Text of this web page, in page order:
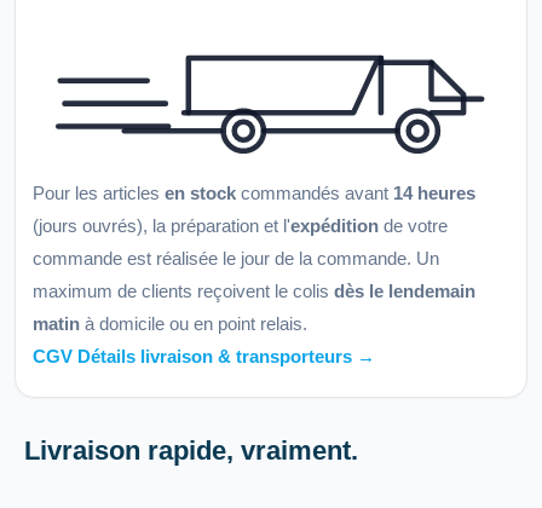
Pour les articles en stock commandés avant 14 heures
(jours ouvrés), la préparation et l'expédition de votre
commande est réalisée le jour de la commande. Un
maximum de clients reçoivent le colis dès le lendemain
matin à domicile ou en point relais.
CGV Détails livraison & transporteurs →
Livraison rapide, vraiment.